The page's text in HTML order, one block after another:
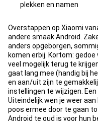
Conplekken en namen
Overstappen op Xiaomi
andere smaak Android.
anders opgeborgen,
komen erbij. Kortom:
veel mogelijk terug te
gaat lang mee (handig bij
en aan/uit zijn te
instellingen te wijzigen.
Uiteindelijk wen je weer
poos ermee door te gaan
Android te oud is voor hun